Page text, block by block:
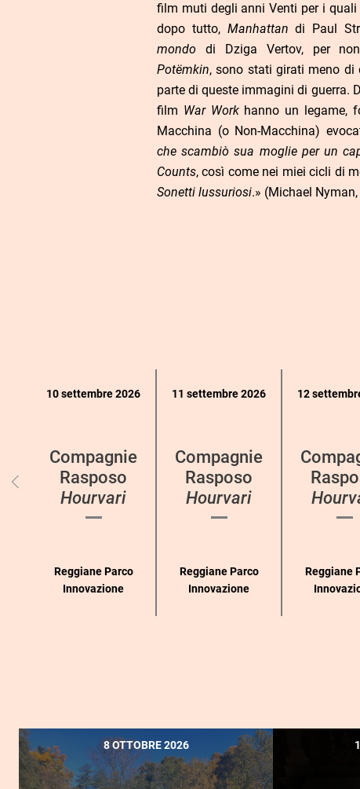
film muti degli anni Venti per i
dopo tutto, Manhattan di Paul
mondo di Dziga Vertov, per
Potëmkin, sono stati girati meno di
parte di queste immagini di guerra.
film War Workhanno un legame,
Macchina (o Non-Macchina)
che scambiò sua moglie per un
Counts, così come nei miei cicli di
Sonetti lussuriosi.» (Michael
eventi
10 settembre 2026
Compagnie
Rasposo
Hourvari
Reggiane Parco
Innovazione
11 settembre 2026
Compagnie
Rasposo
Hourvari
Reggiane Parco
Innovazione
12
Reggiane
8 OTTOBRE 2026